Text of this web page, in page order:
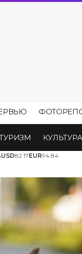
КУЛЬТУРА
USD82.17EUR94.84